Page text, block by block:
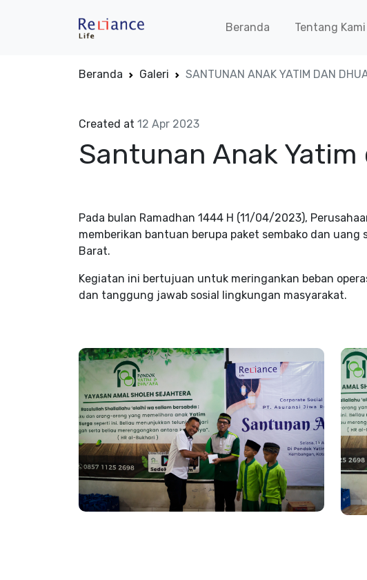
Beranda Tentang Kami
Beranda Galeri SANTUNAN ANAK YATIM DAN
Created at 12 Apr 2023
Santunan Anak Yatim
Pada bulan Ramadhan 1444 H (11/04/2023),
memberikan bantuan berupa paket sembako dan
Barat.
Kegiatan ini bertujuan untuk meringankan beban
dan tanggung jawab sosial lingkungan masyarakat.